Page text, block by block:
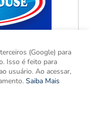
(Google) para
Isso é feito para
usuário. Ao acessar,
Saiba Mais